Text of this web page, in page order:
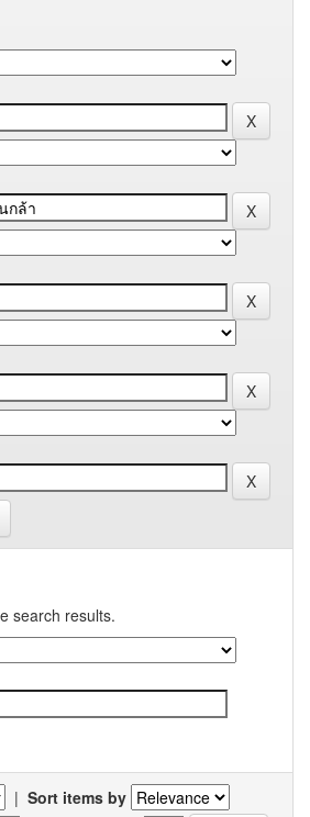
search results.
| Sort items by